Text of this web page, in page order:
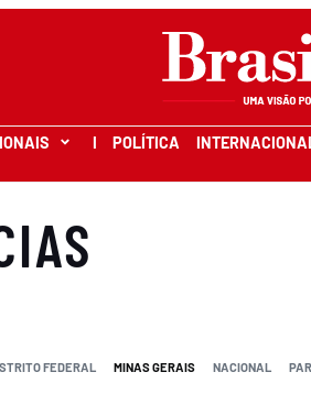
I POLÍTICA
FEDERAL MINAS GERAIS NACIONAL